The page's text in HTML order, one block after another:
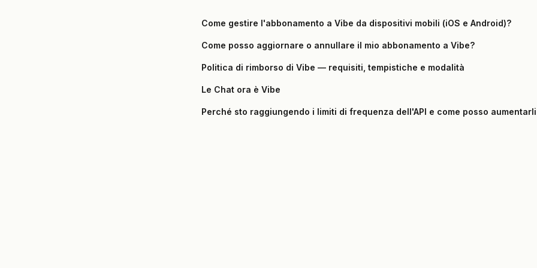
Come gestire l'abbonamento a Vibe da dispositivi mobili (iOS e Android)?
Come posso aggiornare o annullare il mio abbonamento a Vibe?
Politica di rimborso di Vibe — requisiti, tempistiche e modalità
Le Chat ora è Vibe
Perché sto raggiungendo i limiti di frequenza dell'API e come posso